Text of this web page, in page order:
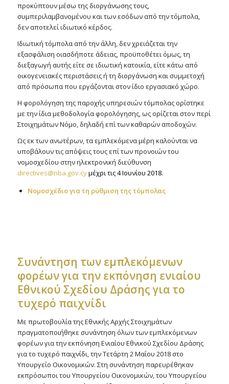
προκύπτουν μέσω της διοργάνωσης τους,
συμπεριλαμβανομένου και των εσόδων από την τόμπολα,
δεν αποτελεί ιδιωτικό κέρδος.
Ιδιωτική τόμπολα από την άλλη, δεν χρειάζεται την
εξασφάλιση οιασδήποτε άδειας, προϋποθέτει όμως, τη
διεξαγωγή αυτής είτε σε ιδιωτική κατοικία, είτε κάτω από
οικογενειακές περιστάσεις ή τη διοργάνωση και συμμετοχή
από πρόσωπα που εργάζονται στον ίδιο εργασιακό χώρο.
Η φορολόγηση της παροχής υπηρεσιών τόμπολας ορίστηκε
με την ίδια μεθοδολογία φορολόγησης, ως ορίζεται στον περί
Στοιχημάτων Νόμο, δηλαδή επί των καθαρών αποδοχών.
Ως εκ των ανωτέρων, τα εμπλεκόμενα μέρη καλούνται να
υποβάλουν τις απόψεις τους επί των προνοιών του
νομοσχεδίου στην ηλεκτρονική διεύθυνση
directives@nba.gov.cyμέχρι τις 4 Ιουνίου 2018.
Νομοσχέδιο για τη ρύθμιση της τόμπολας
Συνάντηση των εμπλεκόμενων
φορέων για την εκπόνηση ενιαίου
Εθνικού Σχεδίου Δράσης για το
τυχερό παιχνίδι
Με πρωτοβουλία της Εθνικής Αρχής Στοιχημάτων
πραγματοποιήθηκε συνάντηση όλων των εμπλεκόμενων
φορέων για την εκπόνηση Ενιαίου Εθνικού Σχεδίου Δράσης
για το τυχερό παιχνίδι, την Τετάρτη 2 Μαΐου 2018 στο
Υπουργείο Οικονομικών. Στη συνάντηση παρευρέθηκαν
εκπρόσωποι του Υπουργείου Οικονομικών, του Υπουργείου